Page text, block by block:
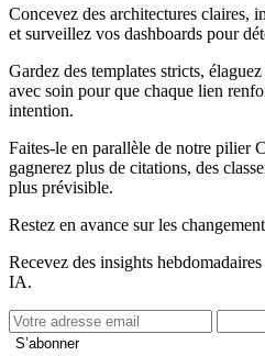
Concevez des architectures claires,
et surveillez vos dashboards pour
Gardez des templates stricts,
avec soin pour que chaque lien
intention.
Faites-le en parallèle de notre pilier
gagnerez plus de citations, des
plus prévisible.
Restez en avance sur les
Recevez des insights
IA.
S’abonner